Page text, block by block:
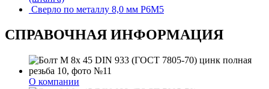
Сверло по металлу 8,0 мм Р6М5
СПРАВОЧНАЯ ИНФОРМАЦИЯ
О компании